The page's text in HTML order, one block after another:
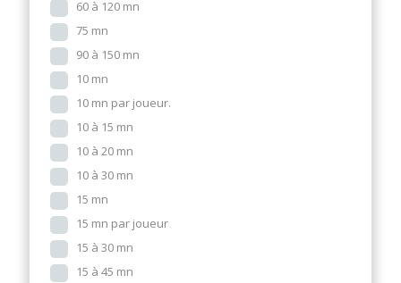
60 à 120 mn
75 mn
90 à 150 mn
10 mn
10 mn par joueur.
10 à 15 mn
10 à 20 mn
10 à 30 mn
15 mn
15 mn par joueur
15 à 30 mn
15 à 45 mn